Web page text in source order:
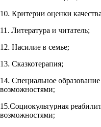
10. Критерии оценки
11. Литература и читатель;
12. Насилие в семье;
13. Сказкотерапия;
14. Специальное
возможностями;
15.Социокультурная
возможностями;